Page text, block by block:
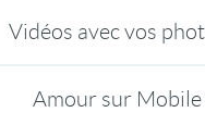
Vidéos avec vos
Amour sur Mobile